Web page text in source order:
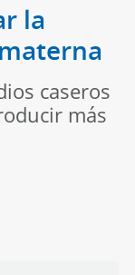
la
caseros
más